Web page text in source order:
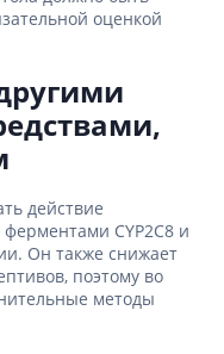
оценкой
действие
CYP2C8 и
Он также снижает
поэтому во
методы